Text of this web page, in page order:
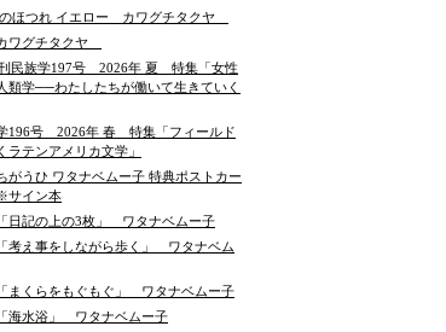
ほつれ イエロー カワグチタクヤ
ワグチタクヤ
民族学197号 2026年 夏 特集「女性
類学──わたしたちが働いて生きていく
196号 2026年 春 特集「フィールド
ラテンアメリカ文学」
がうひ ワタナベムー子 特典ポストカー
イン本
日記の上の3枚」 ワタナベムー子
考え事をしながら歩く」 ワタナベム
まくらをもぐもぐ」 ワタナベムー子
海水浴」 ワタナベムー子